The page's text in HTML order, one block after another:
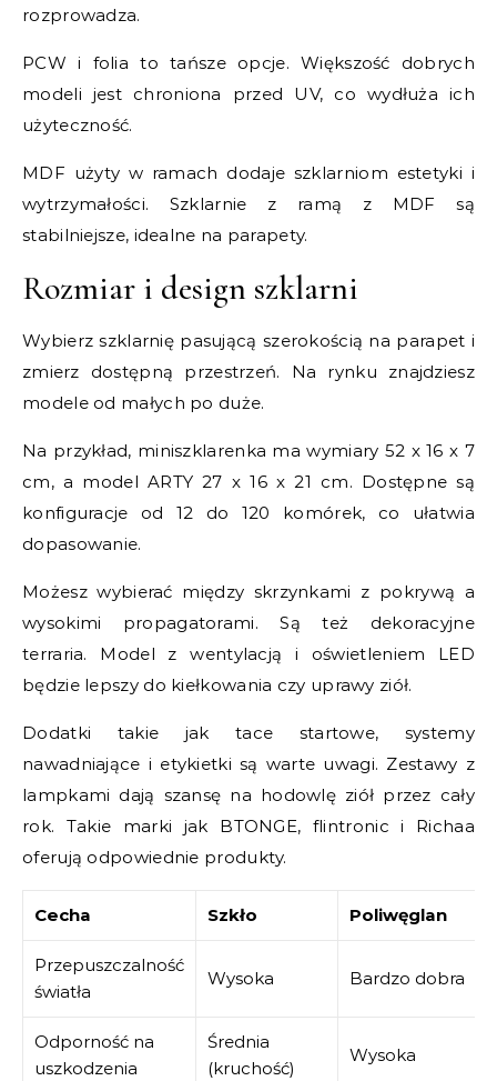
rozprowadza.
PCW i folia to tańsze opcje. Większość dobrych
modeli jest chroniona przed UV, co wydłuża ich
użyteczność.
MDF użyty w ramach dodaje szklarniom estetyki i
wytrzymałości. Szklarnie z ramą z MDF są
stabilniejsze, idealne na parapety.
Rozmiar i design szklarni
Wybierz szklarnię pasującą szerokością na parapet i
zmierz dostępną przestrzeń. Na rynku znajdziesz
modele od małych po duże.
Na przykład, miniszklarenka ma wymiary 52 x 16 x 7
cm, a model ARTY 27 x 16 x 21 cm. Dostępne są
konfiguracje od 12 do 120 komórek, co ułatwia
dopasowanie.
Możesz wybierać między skrzynkami z pokrywą a
wysokimi propagatorami. Są też dekoracyjne
terraria. Model z wentylacją i oświetleniem LED
będzie lepszy do kiełkowania czy uprawy ziół.
Dodatki takie jak tace startowe, systemy
nawadniające i etykietki są warte uwagi. Zestawy z
lampkami dają szansę na hodowlę ziół przez cały
rok. Takie marki jak BTONGE, flintronic i Richaa
oferują odpowiednie produkty.
Cecha Szkło Poliwęglan
Przepuszczalność
światła
Wysoka Bardzo dobra
Odporność na
uszkodzenia
Średnia
(kruchość)
Wysoka